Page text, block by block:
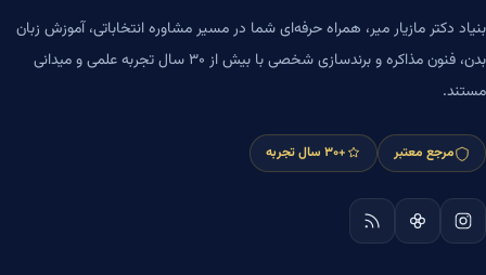
بنیاد دکتر مازیار میر، همراه حرفه‌ای شما در مسیر مشاوره انتخاباتی، آموزش زبان
بدن، فنون مذاکره و برندسازی شخصی با بیش از ۳۰ سال تجربه علمی و میدانی
مستند.
مرجع معتبر +۳۰ سال تجربه